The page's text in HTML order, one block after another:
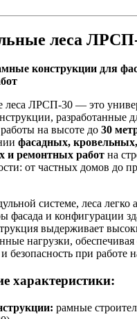
леса
конструкции для
леса ЛРСП-30 — это
разработанные
на высоте до 30
фасадных,
и ремонтных работ на
от частных домов до
системе, леса легко
фасада и конфигурации
выдерживает
нагрузки, обеспечивая
безопасность при работе
характеристики:
рамные